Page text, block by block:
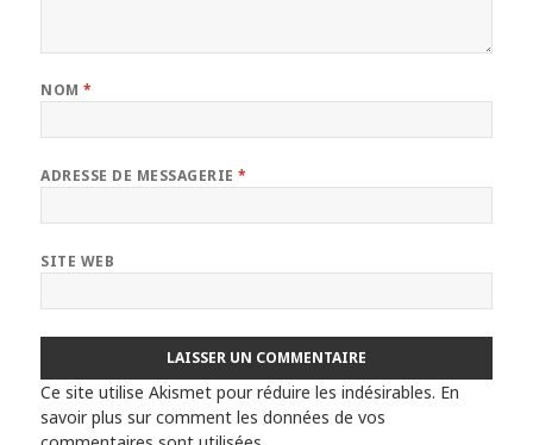
NOM*
ADRESSE DE MESSAGERIE*
SITE WEB
Ce site utilise Akismet pour réduire les indésirables. En
savoir plus sur comment les données de vos